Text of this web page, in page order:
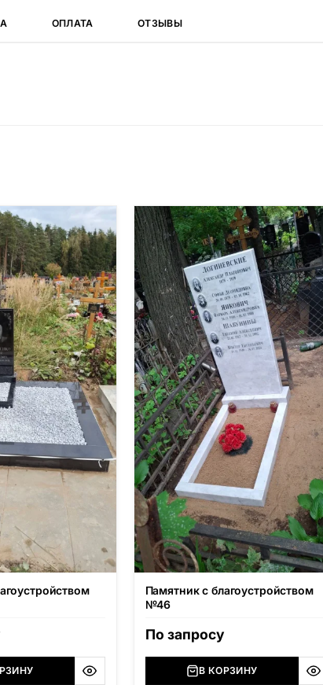
ОПЛАТА ОТЗЫВЫ
Памятник с благоустройством
№46
По запросу
В КОРЗИНУ